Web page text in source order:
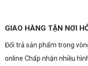
GIAO HÀNG TẬN NƠI
Đổi trả sản phẩm trong
online Chấp nhận nhiều